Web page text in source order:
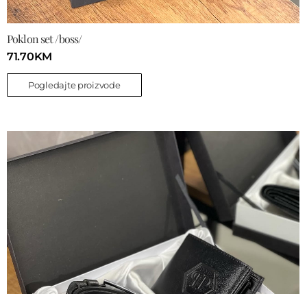
Poklon set /boss/
71.70KM
Pogledajte proizvode